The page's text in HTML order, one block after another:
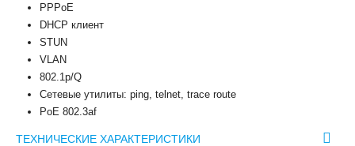
PPPoE
DHCP клиент
STUN
VLAN
802.1p/Q
Сетевые утилиты: ping, telnet, trace route
PoE 802.3af
ТЕХНИЧЕСКИЕ ХАРАКТЕРИСТИКИ